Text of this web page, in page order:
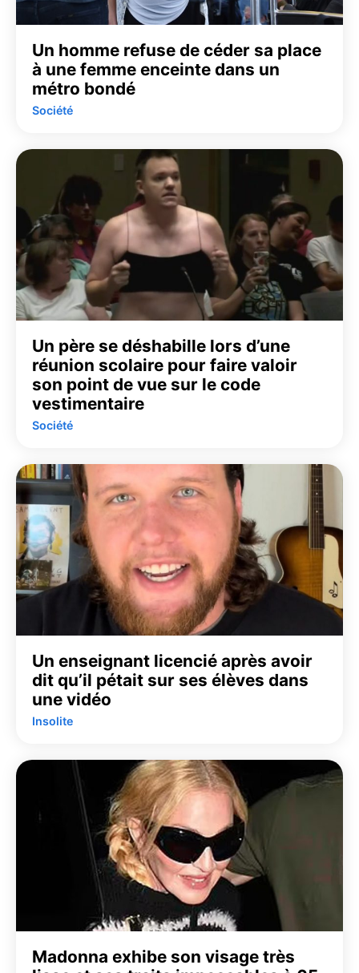
Un homme refuse de céder sa place
à une femme enceinte dans un
métro bondé
Société
Un père se déshabille lors d’une
réunion scolaire pour faire valoir
son point de vue sur le code
vestimentaire
Société
Un enseignant licencié après avoir
dit qu’il pétait sur ses élèves dans
une vidéo
Insolite
Madonna exhibe son visage très